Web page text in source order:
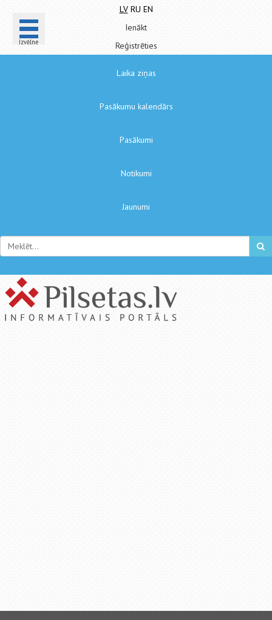
Izvēlne
LV RU EN
Ienākt
Reģistrēties
Laika ziņas
Pasākumu kalendārs
Pasākumi
Notikumi
Jaunumi